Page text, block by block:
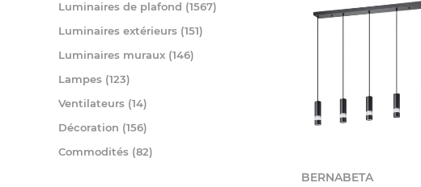
BERNABETA
Luminaires de plafond (1567)
Luminaires extérieurs (151)
Luminaires muraux (146)
Lampes (123)
Ventilateurs (14)
Décoration (156)
Commodités (82)